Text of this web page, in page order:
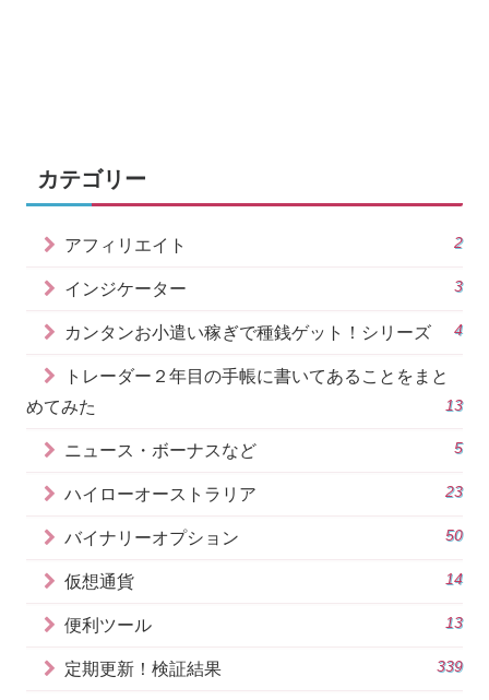
カテゴリー
アフィリエイト 2
インジケーター 3
カンタンお小遣い稼ぎで種銭ゲット！シリーズ 4
トレーダー２年目の手帳に書いてあることをまと
めてみた
13
ニュース・ボーナスなど 5
ハイローオーストラリア 23
バイナリーオプション 50
仮想通貨 14
便利ツール 13
定期更新！検証結果 339